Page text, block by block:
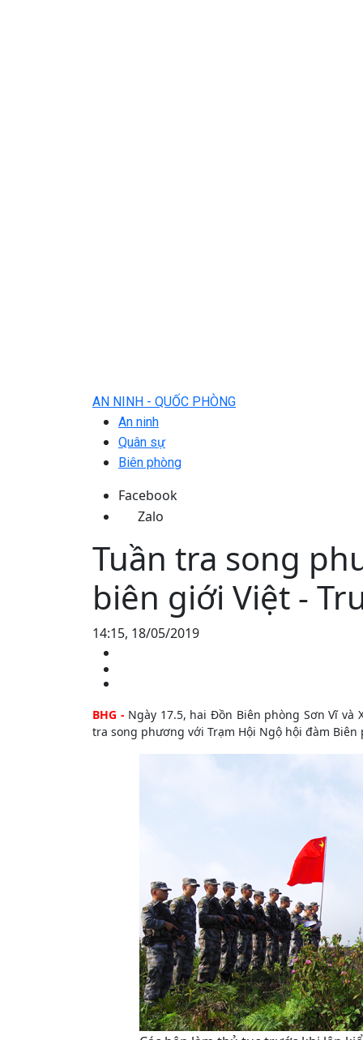
AN NINH - QUỐC PHÒNG
An ninh
Quân sự
Biên phòng
Facebook
Zalo
Tuần tra song
biên giới Việt -
14:15, 18/05/2019
BHG -Ngày 17.5, hai Đồn Biên phòng Sơn Vĩ và
tra song phương với Trạm Hội Ngộ hội đàm Biên